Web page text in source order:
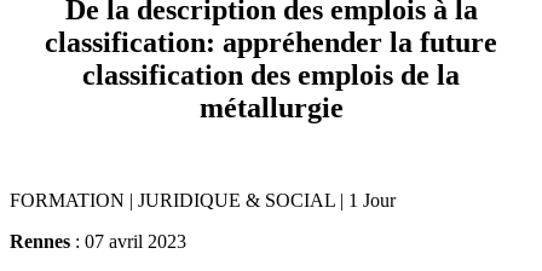
De la description des emplois à la
classification: appréhender la future
classification des emplois de la
métallurgie
FORMATION | JURIDIQUE & SOCIAL | 1 Jour
Rennes : 07 avril 2023